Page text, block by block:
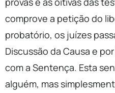
comprove a petição do
probatório, os juízes
Discussão da Causa e
com a Sentença. Esta
alguém, mas